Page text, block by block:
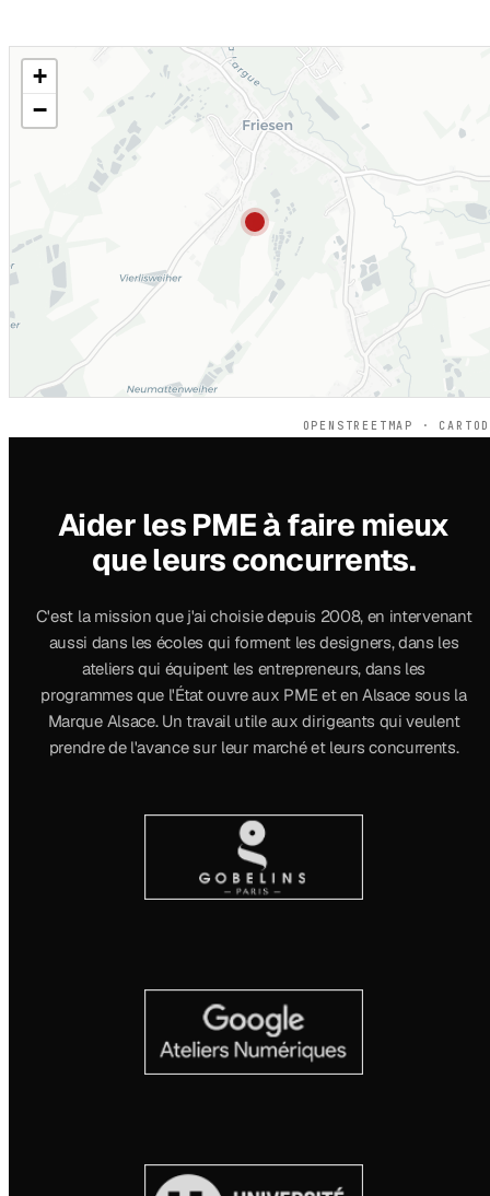
CARTE INTERACTIVE
+
−
OPENSTREETMAP ·
Aider les PME à faire mieux
que leurs concurrents.
C'est la mission que j'ai choisie depuis 2008, en intervenant
aussi dans les écoles qui forment les designers, dans les
ateliers qui équipent les entrepreneurs, dans les
programmes que l'État ouvre aux PME et en Alsace sous la
Marque Alsace. Un travail utile aux dirigeants qui veulent
prendre de l'avance sur leur marché et leurs concurrents.